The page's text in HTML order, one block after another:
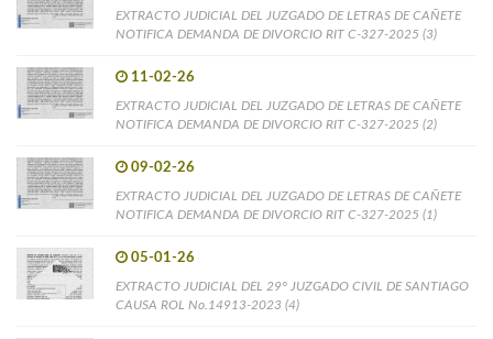
EXTRACTO JUDICIAL DEL JUZGADO DE LETRAS DE CAÑETE
NOTIFICA DEMANDA DE DIVORCIO RIT C-327-2025 (3)
11-02-26
EXTRACTO JUDICIAL DEL JUZGADO DE LETRAS DE CAÑETE
NOTIFICA DEMANDA DE DIVORCIO RIT C-327-2025 (2)
09-02-26
EXTRACTO JUDICIAL DEL JUZGADO DE LETRAS DE CAÑETE
NOTIFICA DEMANDA DE DIVORCIO RIT C-327-2025 (1)
05-01-26
EXTRACTO JUDICIAL DEL 29° JUZGADO CIVIL DE SANTIAGO
CAUSA ROL No.14913-2023 (4)